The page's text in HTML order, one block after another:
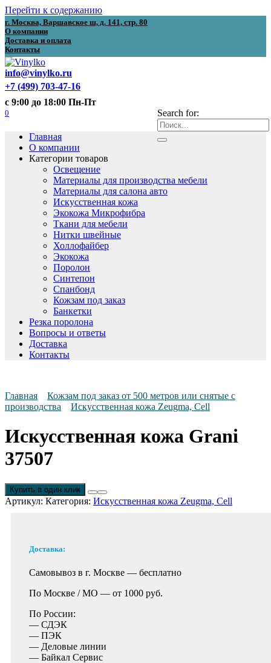
Перейти к содержанию
г. Москва, Варшавское ш, д. 141, стр. 80
О компании
Доставка и оплата
Контакты
info@vinylko.ru
+7 (499) 703-47-16
с 9:00 до 18:00 Пн-Пт
Search for:
0
Главная
О компании
Категории товаров
Освещение
Материалы для производства мебели
Материалы для салона авто
Искусственная кожа
Экокожа Микрофибра
Ткани для мебели
Нитки швейные
Холлофайбер
Экокожа
Поролон
Синтепон
Спанбонд
Кожзам под заказ
Банкетки
Резка поролона
Вопросы и ответы
Доставка
Контакты
Главная
Кожзам под заказ от 500 метров или снятые с
производства
Искусственная кожа Zeugma, Cell
Искусственная кожа Grani
37507
Купить в один клик
Артикул: Категория: Искусственная кожа Zeugma, Cell
Доставка:
Самовывоз в г. Москве — бесплатно
По Москве / МО — от 1000 руб.
По России:
— СДЭК
— ПЭК
— Деловые линии
— Байкал Сервис